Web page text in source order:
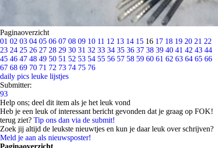
Paginaoverzicht
01 02 03 04 05 06 07 08 09 10 11 12 13 14 15 16 17 18 19 20 21 22
23 24 25 26 27 28 29 30 31 32 33 34 35 36 37 38 39 40 41 42 43 44
45 46 47 48 49 50 51 52 53 54 55 56 57 58 59 60 61 62 63 64 65 66
67 68 69 70 71 72 73 74 75 76
daily pics leuke lijstjes
Submitter:
93
Help ons; deel dit item als je het leuk vond
Heb je een leuk of interessant bericht gevonden dat je graag op FOK!
terug ziet? Tip ons dan via de submit!
Zoek jij altijd de leukste nieuwtjes en kun je daar leuk over schrijven?
Meld je aan als nieuwsposter!
Paginaoverzicht